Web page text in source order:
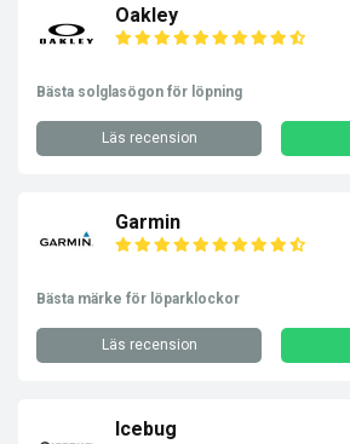
Oakley
Bästa solglasögon för löpning
Läs recension
Garmin
Bästa märke för löparklockor
Läs recension
Icebug